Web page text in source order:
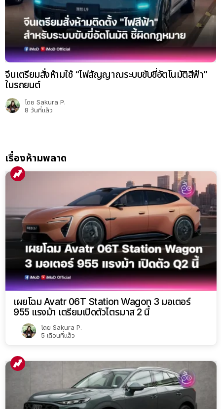
จีนเตรียมสั่งห้ามใช้ “ไฟสัญญาณระบบขับขี่อัตโนมัติสีฟ้า”
ในรถยนต์
โดย Sakura P.
8 วันที่แล้ว
เรื่องห้ามพลาด
เผยโฉม Avatr 06T Station Wagon 3 มอเตอร์
955 แรงม้า เตรียมเปิดตัวไตรมาส 2 นี้
โดย Sakura P.
5 เดือนที่แล้ว